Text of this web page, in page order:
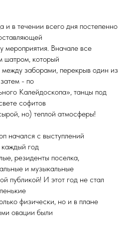
в течении всего дня постепенно
мероприятия. Вначале все
шатром, который
заборами, перекрыв один из
- по
Калейдоскопа», танцы под
софитов
но) теплой атмосферы!
начался с выступлений
год
резиденты поселка,
и музыкальные
публикой! И этот год не стал
физически, но и в плане
овации были